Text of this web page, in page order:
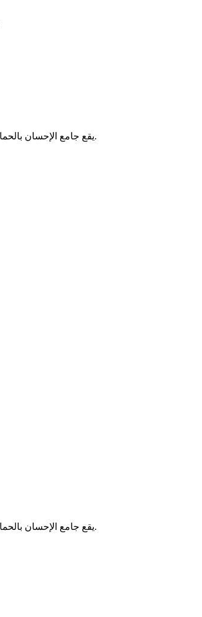
يقع جامع الإحسان بالحمامات في تونس، وهو مسجد يُقام فيه الصلوات الخمس والجمعة. لا تتوفر معلومات إضافية عن تاريخه أو خدماته.
يقع جامع الإحسان بالحمامات في تونس، وهو مسجد يُقام فيه الصلوات الخمس والجمعة. لا تتوفر معلومات إضافية عن تاريخه أو خدماته.